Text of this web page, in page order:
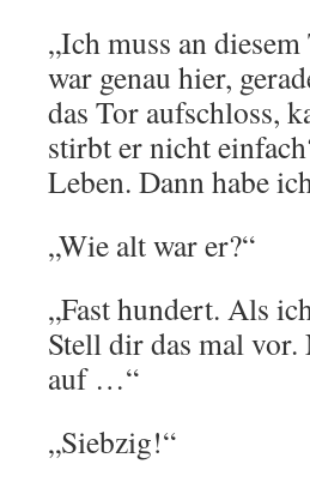
„Ich muss an
war genau hier,
das Tor aufschloss,
stirbt er nicht
Leben. Dann habe
„Wie alt war er?“
„Fast hundert. Als
Stell dir das mal vor.
auf …“
„Siebzig!“